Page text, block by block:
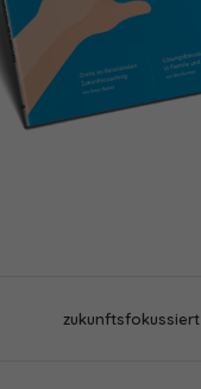
zukunftsfokussiert